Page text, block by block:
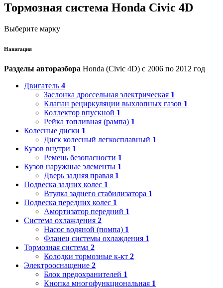
Тормозная система Honda Civic 4D
Выберите марку
Навигация
Разделы авторазбора Honda (Civic 4D) с 2006 по 2012 год
Двигатель 4
Заслонка дроссельная электрическая 1
Клапан рециркуляции выхлопных газов 1
Коллектор впускной 1
Рейка топливная (рампа) 1
Колесные диски 1
Диск колесный легкосплавный 1
Кузов внутри 1
Ремень безопасности 1
Кузов наружные элементы 1
Дверь задняя правая 1
Подвеска задних колес 1
Втулка заднего стабилизатора 1
Подвеска передних колес 1
Амортизатор передний 1
Система охлаждения 2
Насос водяной (помпа) 1
Фланец системы охлаждения 1
Тормозная система 2
Колодки тормозные к-кт 2
Электрооснащение 2
Блок предохранителей 1
Кнопка многофункциональная 1